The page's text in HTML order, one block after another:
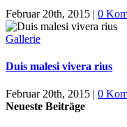
Februar 20th, 2015 | 0
Gallerie
Duis malesi vivera rius
Februar 20th, 2015 | 0
Neueste Beiträge